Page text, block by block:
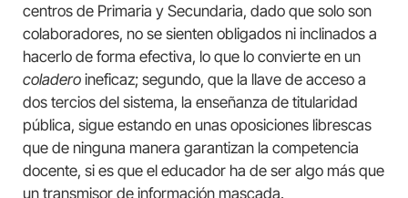
centros de Primaria y Secundaria, dado que solo son
colaboradores, no se sienten obligados ni inclinados a
hacerlo de forma efectiva, lo que lo convierte en un
coladero ineficaz; segundo, que la llave de acceso a
dos tercios del sistema, la enseñanza de titularidad
pública, sigue estando en unas oposiciones librescas
que de ninguna manera garantizan la competencia
docente, si es que el educador ha de ser algo más que
un transmisor de información mascada.